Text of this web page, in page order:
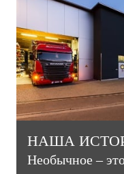
НАША
Необычное –